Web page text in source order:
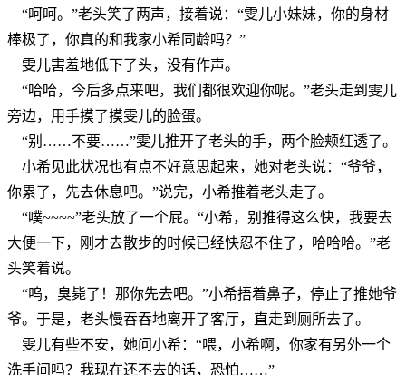
“呵呵。”老头笑了两声，接着说：“雯儿小妹妹，你的身材
棒极了，你真的和我家小希同龄吗？”
雯儿害羞地低下了头，没有作声。
“哈哈，今后多点来吧，我们都很欢迎你呢。”老头走到雯儿
旁边，用手摸了摸雯儿的脸蛋。
“别……不要……”雯儿推开了老头的手，两个脸颊红透了。
小希见此状况也有点不好意思起来，她对老头说：“爷爷，
你累了，先去休息吧。”说完，小希推着老头走了。
“噗~~~~”老头放了一个屁。“小希，别推得这么快，我要去
大便一下，刚才去散步的时候已经快忍不住了，哈哈哈。”老
头笑着说。
“呜，臭毙了！那你先去吧。”小希捂着鼻子，停止了推她爷
爷。于是，老头慢吞吞地离开了客厅，直走到厕所去了。
雯儿有些不安，她问小希：“喂，小希啊，你家有另外一个
洗手间吗？我现在还不去的话，恐怕……”